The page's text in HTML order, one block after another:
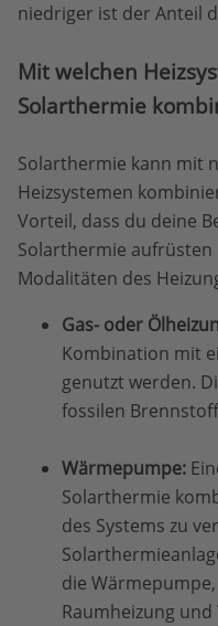
niedriger ist der Anteil
Mit welchen
Solarthermie
Solarthermie kann mit
Heizsystemen
Vorteil, dass du deine
Solarthermie aufrüsten
Modalitäten des
Gas- oder
Kombination mit
genutzt werden.
fossilen
Wärmepumpe:
Solarthermie
des Systems zu
die
Raumheizung